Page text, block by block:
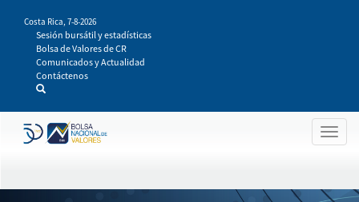
contenido
principal
Costa Rica, 7-8-2026
Sesión bursátil y estadísticas
Bolsa de Valores de CR
Comunicados y Actualidad
Contáctenos